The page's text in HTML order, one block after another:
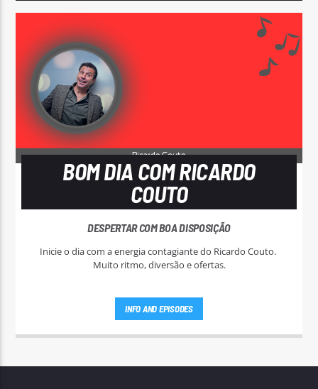
BOM DIA COM RICARDO
COUTO
DESPERTAR COM BOA DISPOSIÇÃO
Inicie o dia com a energia contagiante do Ricardo Couto.
Muito ritmo, diversão e ofertas.
INFO AND EPISODES